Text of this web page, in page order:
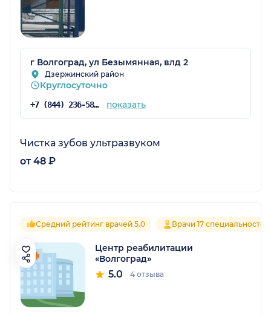
г Волгоград, ул Безымянная, влд 2
Дзержинский район
Круглосуточно
+7 (844) 236-58-50 показать
Чистка зубов ультразвуком
от 48 ₽
Средний рейтинг врачей 5.0 Врачи 17 специальностей
Центр реабилитации
«Волгоград»
5.0 4 отзыва